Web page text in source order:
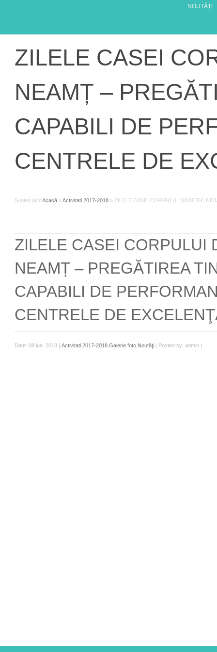
NOUTĂȚI
ZILELE CASEI
NEAMȚ –
CAPABILI DE
CENTRELE DE
Sunteți aici: Acasă »Activitati 2017-2018 » ZILELE CASEI CORPULUI DIDACTIC
ZILELE CASEI CORPULUI
NEAMȚ – PREGĂTIREA
CAPABILI DE
CENTRELE DE
Date: 08 iun. 2018 | Activitati 2017-2018 Galerie foto Noutăţi | Posted by: admin |